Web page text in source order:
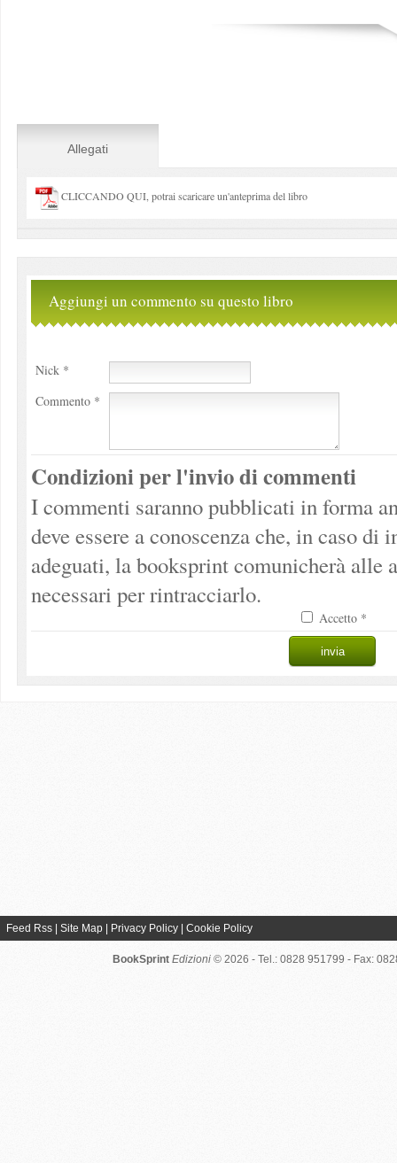
Allegati
CLICCANDO QUI, potrai scaricare un'anteprima del libro
Aggiungi un commento su questo libro
Nick *
Commento *
Condizioni per l'invio di commenti
I commenti saranno pubblicati in forma
deve essere a conoscenza che, in caso
adeguati, la booksprint comunicherà alle
necessari per rintracciarlo.
Accetto *
Feed Rss Site Map Privacy Policy Cookie Policy
BookSprint Edizioni © 2026 - Tel.: 0828 951799 - Fax: